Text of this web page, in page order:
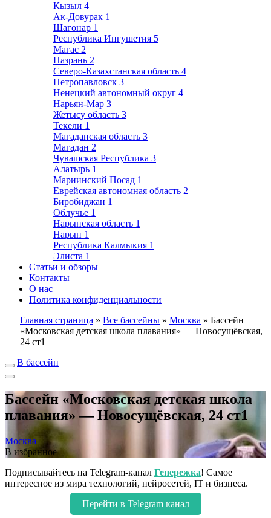
Кызыл 4
Ак-Довурак 1
Шагонар 1
Республика Ингушетия 5
Магас 2
Назрань 2
Северо-Казахстанская область 4
Петропавловск 3
Ненецкий автономный округ 4
Нарьян-Мар 3
Жетысу область 3
Текели 1
Магаданская область 3
Магадан 2
Чувашская Республика 3
Алатырь 1
Мариинский Посад 1
Еврейская автономная область 2
Биробиджан 1
Облучье 1
Нарынская область 1
Нарын 1
Республика Калмыкия 1
Элиста 1
Статьи и обзоры
Контакты
О нас
Политика конфиденциальности
Главная страница » Все бассейны » Москва » Бассейн
«Московская детская школа плавания» — Новосущёвская,
24 ст1
В бассейн
Бассейн «Московская детская школа
плавания» — Новосущёвская, 24 ст1
Москва
В избранное
Подписывайтесь на Telegram-канал Генережка! Самое
интересное из мира технологий, нейросетей, IT и бизнеса.
Перейти в Telegram канал